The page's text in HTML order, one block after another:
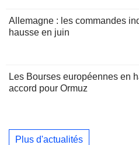
Allemagne : les commandes
hausse en juin
Les Bourses européennes en
accord pour Ormuz
Plus d'actualités